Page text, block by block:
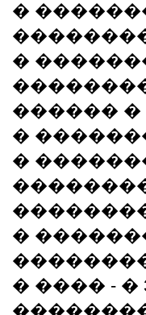
�
�
������
�
�
�
� ���� - �